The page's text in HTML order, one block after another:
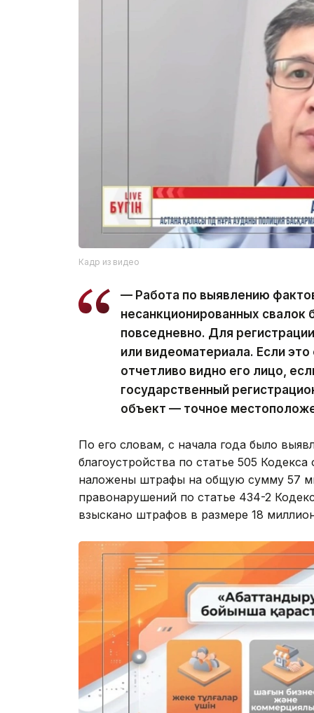
Кадр из видео
— Работа по выявлению
несанкционированных
повседневно. Для
или видеоматериала. Если
отчетливо видно его лицо,
государственный
объект — точное
По его словам, с начала года было
благоустройства по статье 505
наложены штрафы на общую сумму 57
правонарушений по статье 434-2
взыскано штрафов в размере 18